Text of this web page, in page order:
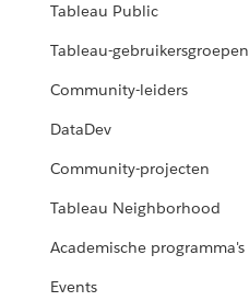
Tableau Public
Tableau-gebruikersgroepen
Community-leiders
DataDev
Community-projecten
Tableau Neighborhood
Academische programma's
Events